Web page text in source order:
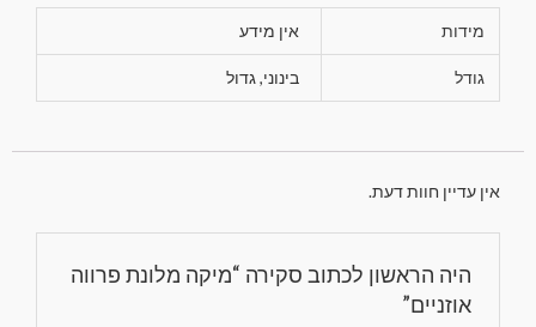
מידות אין מידע
גודל בינוני, גדול
אין עדיין חוות דעת.
היה הראשון לכתוב סקירה “מיקה מלונת פרווה
אוזניים”